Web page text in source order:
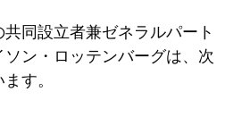
同設立者兼ゼネラルパート
ン・ロッテンバーグは、次
す。